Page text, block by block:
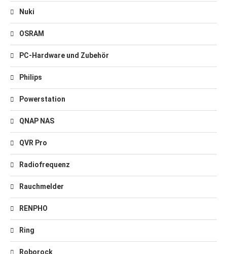
Nuki
OSRAM
PC-Hardware und Zubehör
Philips
Powerstation
QNAP NAS
QVR Pro
Radiofrequenz
Rauchmelder
RENPHO
Ring
Roborock